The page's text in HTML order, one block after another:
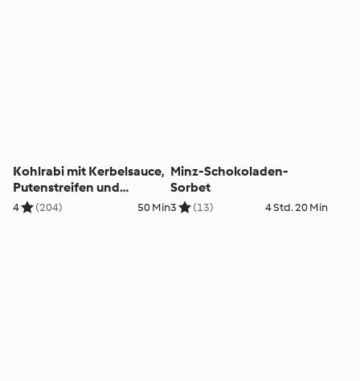
Kohlrabi mit Kerbelsauce,
Putenstreifen und
Kartoffeln
4 (204) 50 Min
Minz-Schokoladen-
Sorbet
3 (13) 4 Std. 20 Min